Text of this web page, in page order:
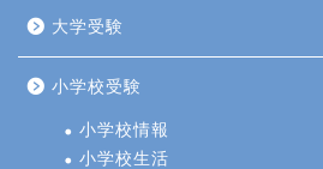
大学受験
小学校受験
小学校情報
小学校生活